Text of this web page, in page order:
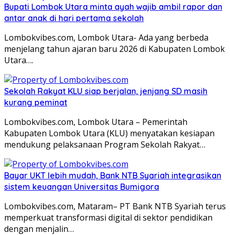
Bupati Lombok Utara minta ayah wajib ambil rapor dan
antar anak di hari pertama sekolah
Lombokvibes.com, Lombok Utara- Ada yang berbeda
menjelang tahun ajaran baru 2026 di Kabupaten Lombok
Utara….
Sekolah Rakyat KLU siap berjalan, jenjang SD masih
kurang peminat
Lombokvibes.com, Lombok Utara – Pemerintah
Kabupaten Lombok Utara (KLU) menyatakan kesiapan
mendukung pelaksanaan Program Sekolah Rakyat…
Bayar UKT lebih mudah, Bank NTB Syariah integrasikan
sistem keuangan Universitas Bumigora
Lombokvibes.com, Mataram– PT Bank NTB Syariah terus
memperkuat transformasi digital di sektor pendidikan
dengan menjalin…